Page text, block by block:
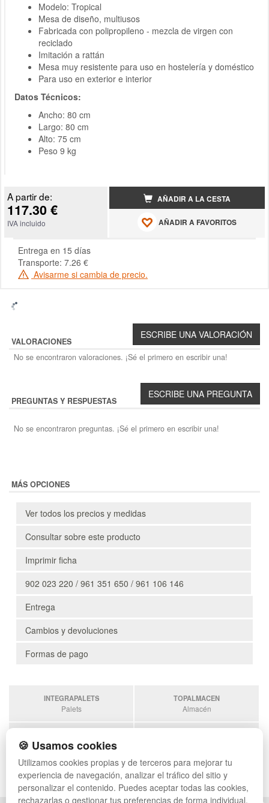
Modelo: Tropical
Mesa de diseño, multiusos
Fabricada con polipropileno - mezcla de virgen con
reciclado
Imitación a rattán
Mesa muy resistente para uso en hostelería y doméstico
Para uso en exterior e interior
Datos Técnicos:
Ancho: 80 cm
Largo: 80 cm
Alto: 75 cm
Peso 9 kg
A partir de:
117.30 €
IVA incluido
AÑADIR A LA CESTA
AÑADIR A FAVORITOS
Entrega en 15 días
Transporte: 7.26 €
Avisarme si cambia de precio.
VALORACIONES
No se encontraron valoraciones. ¡Sé el primero en escribir una!
PREGUNTAS Y RESPUESTAS
No se encontraron preguntas. ¡Sé el primero en escribir una!
MÁS OPCIONES
Ver todos los precios y medidas
Consultar sobre este producto
Imprimir ficha
902 023 220 / 961 351 650 / 961 106 146
Entrega
Cambios y devoluciones
Formas de pago
INTEGRAPALETS
Palets
TOPALMACEN
Almacén
Sobrantes
ESTANTERIASKIT
Estanterias
🍪 Usamos cookies
Utilizamos cookies propias y de terceros para mejorar tu
experiencia de navegación, analizar el tráfico del sitio y
personalizar el contenido. Puedes aceptar todas las cookies,
rechazarlas o gestionar tus preferencias de forma individual.